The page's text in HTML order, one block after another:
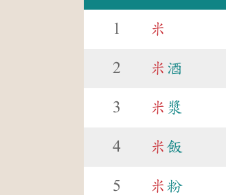
1 米
2 米 酒
3 米 漿
4 米 飯
5 米 粉